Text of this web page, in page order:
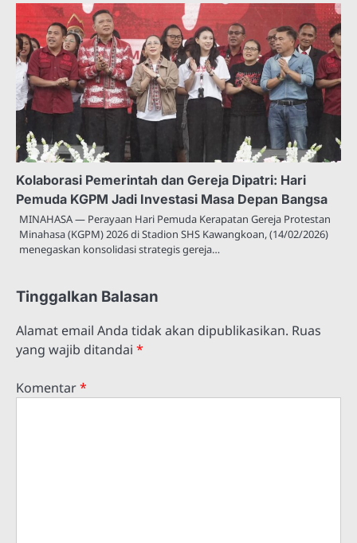
Kolaborasi Pemerintah dan Gereja Dipatri: Hari
Pemuda KGPM Jadi Investasi Masa Depan Bangsa
MINAHASA — Perayaan Hari Pemuda Kerapatan Gereja Protestan
Minahasa (KGPM) 2026 di Stadion SHS Kawangkoan, (14/02/2026)
menegaskan konsolidasi strategis gereja…
Tinggalkan Balasan
Alamat email Anda tidak akan dipublikasikan. Ruas
yang wajib ditandai *
Komentar*